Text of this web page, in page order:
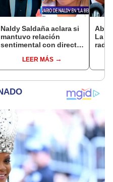
Naldy Saldaña aclara si
mantuvo relación
sentimental con director
denunciarlo por
tocamientos: “Me
LEER MÁS
La